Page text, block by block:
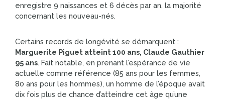
enregistre 9 naissances et 6 décès par an, la majorité
concernant les nouveau-nés.
Certains records de longévité se démarquent :
Marguerite Piguet atteint 100 ans, Claude Gauthier
95 ans. Fait notable, en prenant l’espérance de vie
actuelle comme référence (85 ans pour les femmes,
80 ans pour les hommes), un homme de l’époque avait
dix fois plus de chance d’atteindre cet âge qu’une